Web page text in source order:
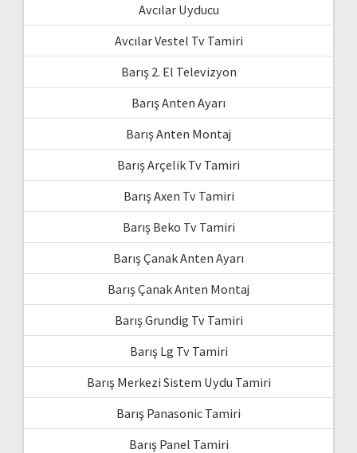
Avcılar Uyducu
Avcılar Vestel Tv Tamiri
Barış 2. El Televizyon
Barış Anten Ayarı
Barış Anten Montaj
Barış Arçelik Tv Tamiri
Barış Axen Tv Tamiri
Barış Beko Tv Tamiri
Barış Çanak Anten Ayarı
Barış Çanak Anten Montaj
Barış Grundig Tv Tamiri
Barış Lg Tv Tamiri
Barış Merkezi Sistem Uydu Tamiri
Barış Panasonic Tamiri
Barış Panel Tamiri